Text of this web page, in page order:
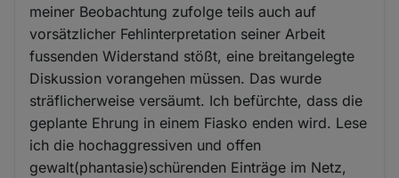
meiner Beobachtung zufolge teils auch auf
vorsätzlicher Fehlinterpretation seiner Arbeit
fussenden Widerstand stößt, eine breitangelegte
Diskussion vorangehen müssen. Das wurde
sträflicherweise versäumt. Ich befürchte, dass die
geplante Ehrung in einem Fiasko enden wird. Lese
ich die hochaggressiven und offen
gewalt(phantasie)schürenden Einträge im Netz,